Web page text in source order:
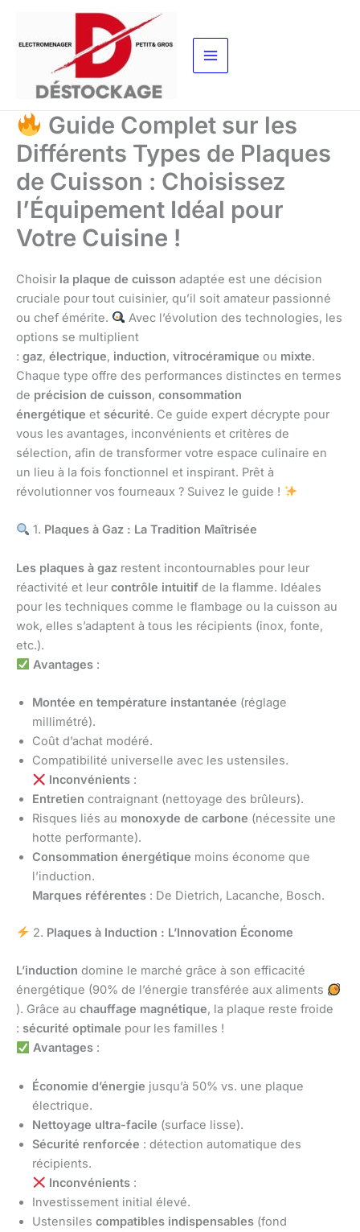
contenu
Guide Complet sur les
Différents Types de Plaques
de Cuisson : Choisissez
l’Équipement Idéal pour
Votre Cuisine !
Choisir la plaque de cuisson adaptée est une décision
cruciale pour tout cuisinier, qu’il soit amateur passionné
ou chef émérite.
Avec l’évolution des technologies, les
options se multiplient
: gaz, électrique, induction, vitrocéramique ou mixte.
Chaque type offre des performances distinctes en termes
de précision de cuisson, consommation
énergétique et sécurité. Ce guide expert décrypte pour
vous les avantages, inconvénients et critères de
sélection, afin de transformer votre espace culinaire en
un lieu à la fois fonctionnel et inspirant. Prêt à
révolutionner vos fourneaux ? Suivez le guide !
1. Plaques à Gaz : La Tradition Maîtrisée
Les plaques à gaz restent incontournables pour leur
réactivité et leur contrôle intuitif de la flamme. Idéales
pour les techniques comme le flambage ou la cuisson au
wok, elles s’adaptent à tous les récipients (inox, fonte,
etc.).
Avantages:
Montée en température instantanée (réglage
millimétré).
Coût d’achat modéré.
Compatibilité universelle avec les ustensiles.
Inconvénients:
Entretien contraignant (nettoyage des brûleurs).
Risques liés au monoxyde de carbone (nécessite une
hotte performante).
Consommation énergétique moins économe que
l’induction.
Marques référentes : De Dietrich, Lacanche, Bosch.
2. Plaques à Induction : L’Innovation Économe
L’induction domine le marché grâce à son efficacité
énergétique (90% de l’énergie transférée aux aliments
). Grâce au chauffage magnétique, la plaque reste froide
: sécurité optimale pour les familles !
Avantages:
Économie d’énergie jusqu’à 50% vs. une plaque
électrique.
Nettoyage ultra-facile (surface lisse).
Sécurité renforcée : détection automatique des
récipients.
Inconvénients:
Investissement initial élevé.
Ustensiles compatibles indispensables (fond